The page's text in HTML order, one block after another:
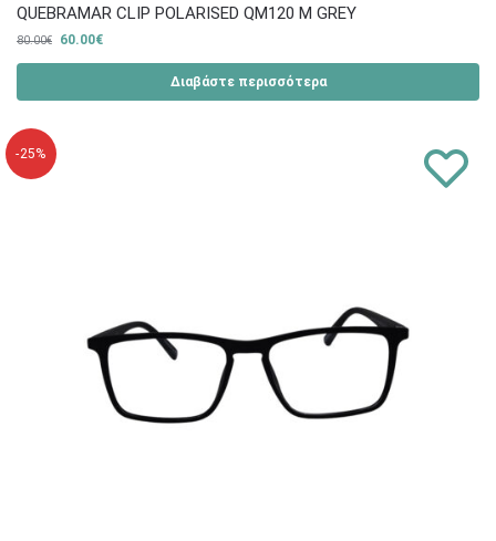
QUEBRAMAR CLIP POLARISED QM120 M GREY
80.00€ 60.00€
Διαβάστε περισσότερα
-25%